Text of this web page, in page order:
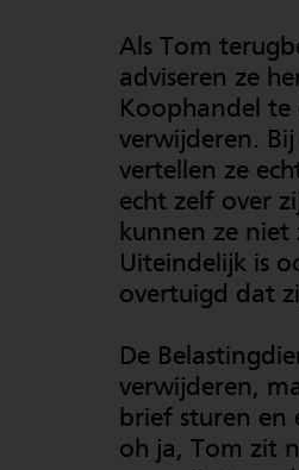
Als Tom
adviseren ze
Koophandel
verwijderen.
vertellen ze
echt zelf over
kunnen ze
Uiteindelijk is
overtuigd dat
De
verwijderen,
brief sturen en
oh ja, Tom zit